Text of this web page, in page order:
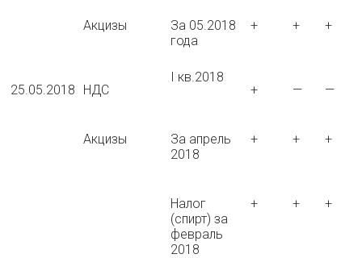
Акцизы
За 05.2018
года
+ + +
25.05.2018 НДС
I кв.2018
+
— —
Акцизы
За апрель
2018
+ + +
Налог
(спирт) за
февраль
2018
+ + +